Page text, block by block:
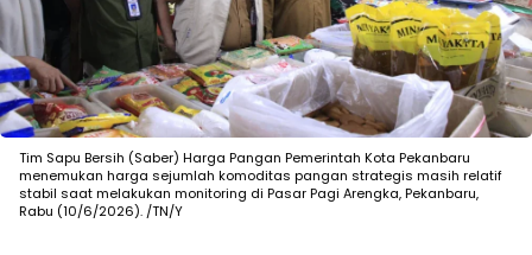
Tim Sapu Bersih (Saber) Harga Pangan Pemerintah Kota Pekanbaru
menemukan harga sejumlah komoditas pangan strategis masih relatif
stabil saat melakukan monitoring di Pasar Pagi Arengka, Pekanbaru,
Rabu (10/6/2026). /TN/Y